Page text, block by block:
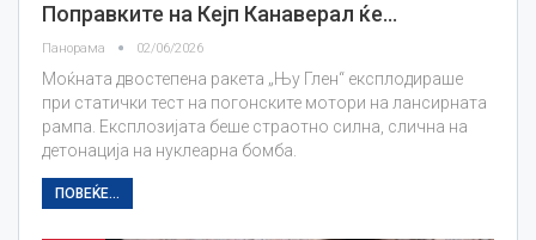
Поправките на Кејп Канаверал ќе…
Панорама 02/06/2026
Моќната двостепена ракета „Њу Глен“ експлодираше
при статички тест на погонските мотори на лансирната
рампа. Експлозијата беше страотно силна, слична на
детонација на нуклеарна бомба.
ПОВЕЌЕ...